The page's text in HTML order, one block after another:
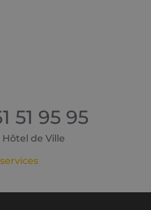
51 95 95
de Ville